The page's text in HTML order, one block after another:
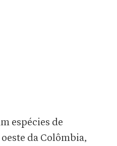
espécies de
da Colômbia,